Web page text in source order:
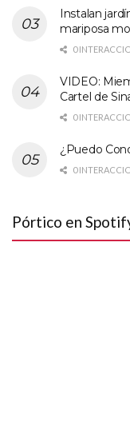
Instalan
mariposa
0
VIDEO:
Cartel de
0
¿Puedo
0
Pórtico en